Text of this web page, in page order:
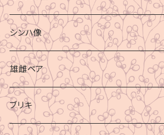
シンハ像
雄雌ペア
ブリキ